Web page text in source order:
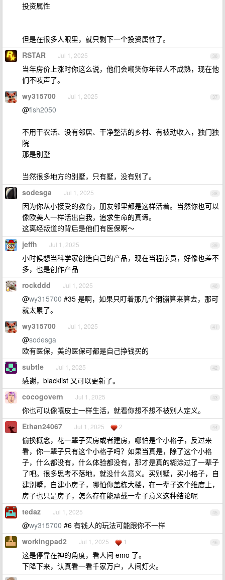
投资属性
但是在很多人眼里，就只剩下一个投资属性了。
36
RSTAR Jul 1, 2025
当年房价上涨时你这么说，他们会嘲笑你年轻人不成熟，现在他
们不吱声了。
37
wy315700 Jul 1, 2025
@fish2050
不用干农活、没有邻居、干净整洁的乡村、有被动收入，独门独
院
那是别墅
当然很多地方的别墅，只有墅，没有别了。
38
sodesga Jul 1, 2025
因为你从小接受的教育，朋友邻里都是这样活着。当然你也可以
像欧美人一样活出自我，追求生命的真谛。
这离经叛道的背后是他们有医保啊～
39
jeffh Jul 1, 2025
小时候想当科学家创造自己的产品，现在当程序员，好像也差不
多，也是创作产品
40
rockddd Jul 1, 2025
@wy315700 #35 是啊，如果只盯着那几个钢镚算来算去，那可
就太累了。
41
wy315700 Jul 1, 2025
@sodesga
欧有医保，美的医保可都是自己挣钱买的
42
subtle Jul 1, 2025
感谢，blacklist 又可以更新了。
43
cocogovern Jul 1, 2025
你也可以像嘻皮士一样生活，就看你想不想不被别人定义。
44
Ethan24067 Jul 1, 2025 2
偷换概念，花一辈子买房或者建房，哪怕是个小格子，反过来
看，你一辈子只有这个小格子吗？如果当真是，除了这个小格
子，什么都没有，什么体验都没有，那才是真的糊涂过了一辈子
了吧。很多思考不落地，就没什么意义。买别墅，买小格子，自
建别墅，自建小房子，哪怕你盖栋大楼，在一辈子这个维度上，
房子也只是房子，怎么存在能承载一辈子意义这种结论呢
45
tedaz Jul 1, 2025
@wy315700 #6 有钱人的玩法可能跟你不一样
46
workingpad2 Jul 1, 2025 1
这是停靠在神的角度，看人间 emo 了。
下降下来，认真看一看千家万户，人间灯火。